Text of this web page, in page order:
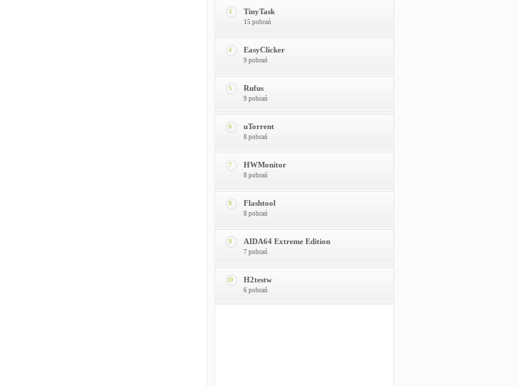
3 TinyTask
15 pobrań
4 EasyClicker
9 pobrań
5 Rufus
9 pobrań
6 uTorrent
8 pobrań
7 HWMonitor
8 pobrań
8 Flashtool
8 pobrań
9 AIDA64 Extreme Edition
7 pobrań
10 H2testw
6 pobrań